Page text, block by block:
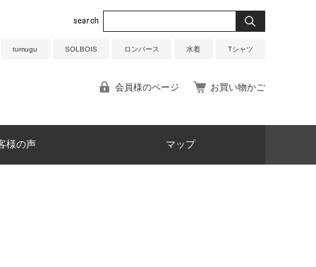
tumugu SOLBOIS ロンパース 水着 Tシャツ
会員様のページ お買い物かご
様の声 マップ